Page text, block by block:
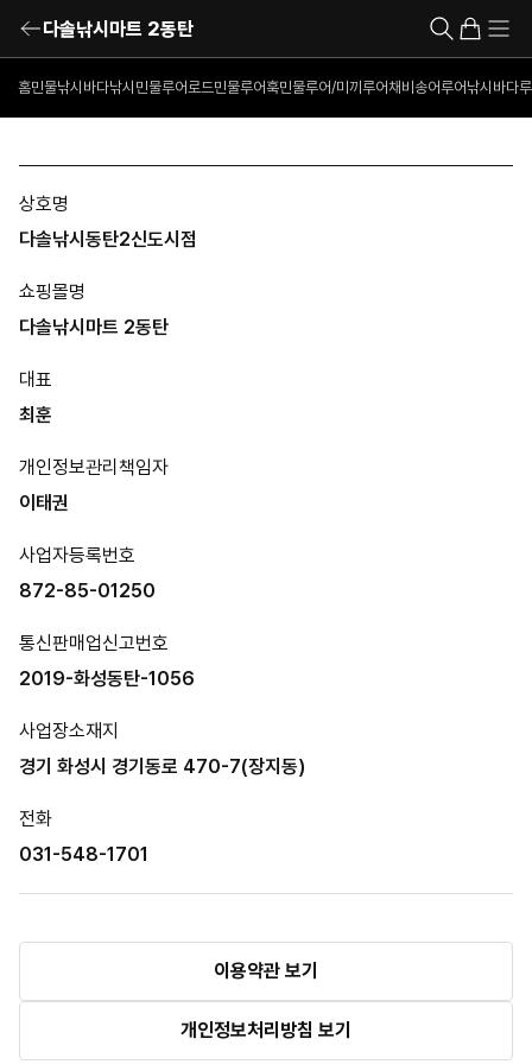
다솔낚시마트 2동탄
홈민물낚시 바다낚시 민물루어로드민물루어훅민물루어/미끼 루어채비 송어루어낚시 바다
상호명
다솔낚시동탄2신도시점
쇼핑몰명
다솔낚시마트 2동탄
대표
최훈
개인정보관리책임자
이태권
사업자등록번호
872-85-01250
통신판매업신고번호
2019-화성동탄-1056
사업장소재지
경기 화성시 경기동로 470-7(장지동)
전화
031-548-1701
이용약관 보기
개인정보처리방침 보기